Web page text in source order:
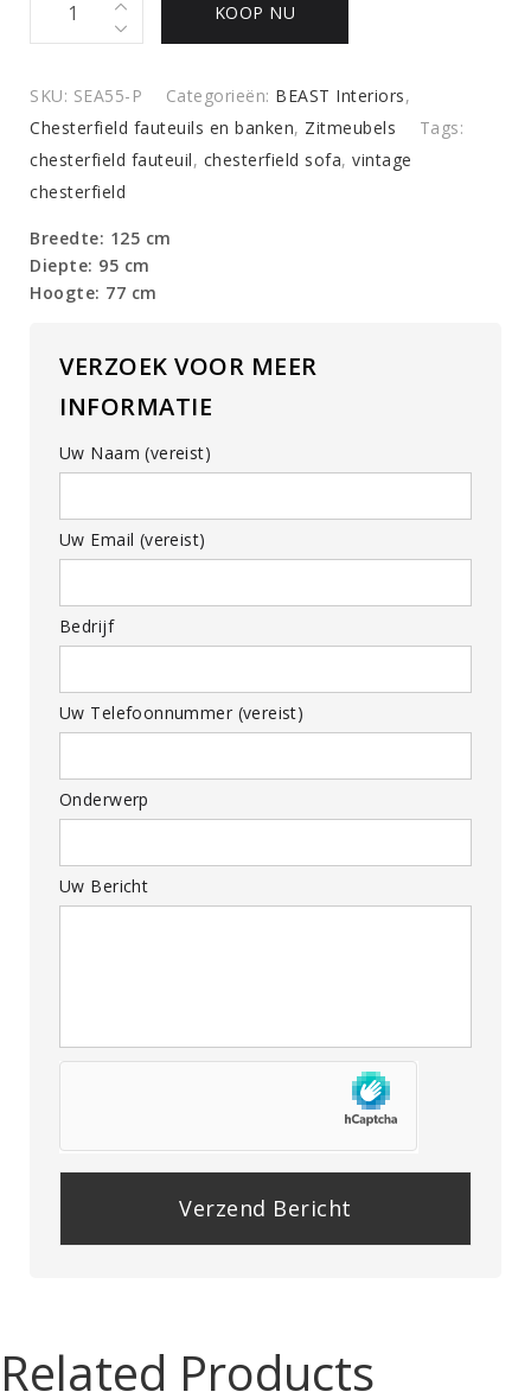
Chesterfield
quantity
KOOP NU
SKU: SEA55-P Categorieën: BEAST Interiors,
Chesterfield fauteuils en banken, Zitmeubels
Tags:
chesterfield fauteuil, chesterfield sofa, vintage
chesterfield
Breedte: 125 cm
Diepte: 95 cm
Hoogte: 77 cm
VERZOEK VOOR MEER
INFORMATIE
Uw Naam (vereist)
Uw Email (vereist)
Bedrijf
Uw Telefoonnummer (vereist)
Onderwerp
Uw Bericht
Related Products